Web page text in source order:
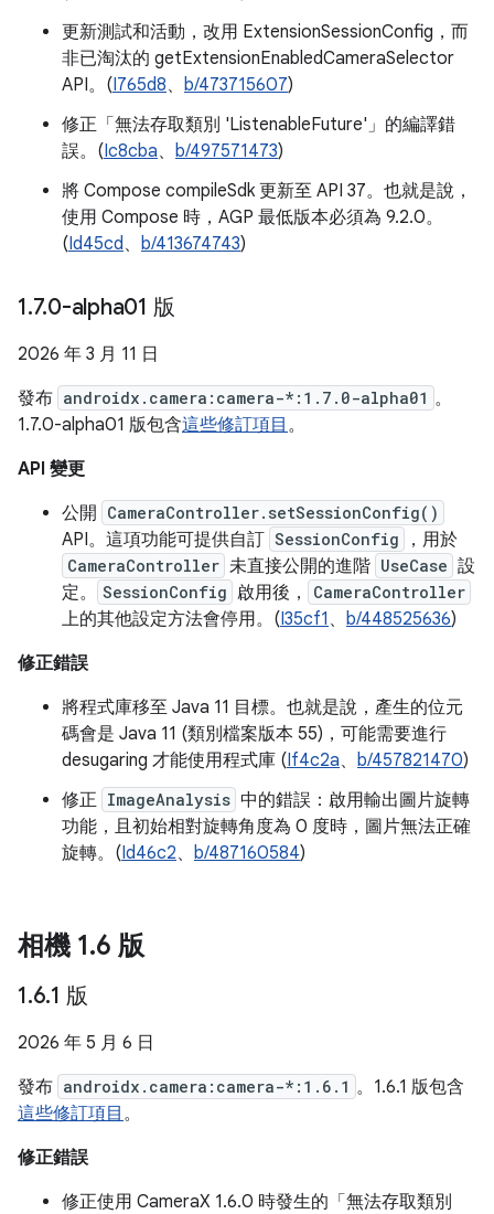
更新測試和活動，改用 ExtensionSessionConfig，而
非已淘汰的 getExtensionEnabledCameraSelector
API。(I765d8、 b/473715607)
修正「無法存取類別 'ListenableFuture'」的編譯錯
誤。(Ic8cba、 b/497571473)
將 Compose compileSdk 更新至 API 37。也就是說，
使用 Compose 時，AGP 最低版本必須為 9.2.0。
(Id45cd、 b/413674743)
1.7.0-alpha01 版
2026 年 3 月 11 日
發布 androidx.camera:camera-*:1.7.0-alpha01 。
1.7.0-alpha01 版包含這些修訂項目 。
API 變更
公開
CameraController.setSessionConfig()
API。這項功能可提供自訂 SessionConfig ，用於
CameraController 未直接公開的進階 UseCase 設
定。
SessionConfig 啟用後， CameraController
上的其他設定方法會停用。(I35cf1 、 b/448525636)
修正錯誤
將程式庫移至 Java 11 目標。也就是說，產生的位元
碼會是 Java 11 (類別檔案版本 55)，可能需要進行
desugaring 才能使用程式庫 (If4c2a、 b/457821470)
修正 ImageAnalysis 中的錯誤：啟用輸出圖片旋轉
功能，且初始相對旋轉角度為 0 度時，圖片無法正確
旋轉。(Id46c2、 b/487160584)
相機 1.6 版
1.6.1 版
2026 年 5 月 6 日
發布 androidx.camera:camera-*:1.6.1 。1.6.1 版包含
這些修訂項目 。
修正錯誤
修正使用 CameraX 1.6.0 時發生的「無法存取類別